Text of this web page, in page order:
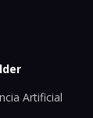
Artificial